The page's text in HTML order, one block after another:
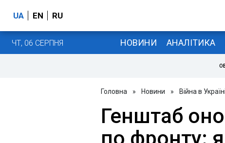
UA EN RU
ЧТ, 06 СЕРПНЯ НОВИНИ АНАЛІТИКА
Головна » Новини » Війна в Україні
Генштаб